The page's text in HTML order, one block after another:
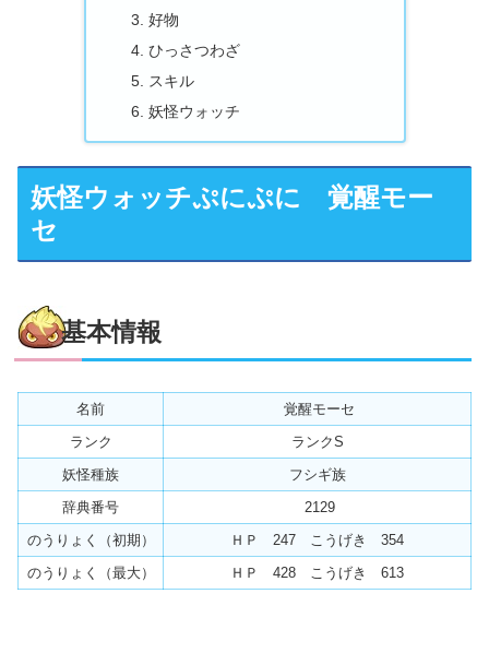
好物
ひっさつわざ
スキル
妖怪ウォッチ
妖怪ウォッチぷにぷに 覚醒モー
セ
基本情報
名前
覚醒モーセ
ランク
ランクS
妖怪種族
フシギ族
辞典番号
2129
のうりょく（初期）
ＨＰ 247 こうげき 354
のうりょく（最大）
ＨＰ 428 こうげき 613